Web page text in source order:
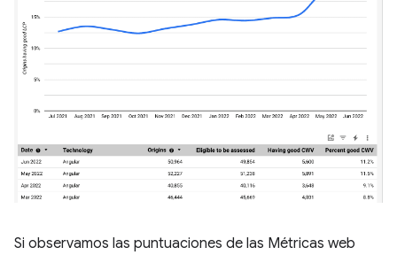
Si observamos las puntuaciones de las Métricas web